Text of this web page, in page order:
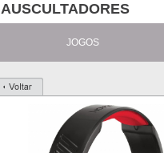
AUSCULTADORES
JOGOS